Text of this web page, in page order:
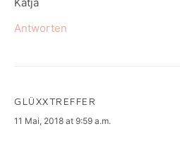
Antworten
GLÜXXTREFFER
says:
11 Mai, 2018 at 9:59 a.m.